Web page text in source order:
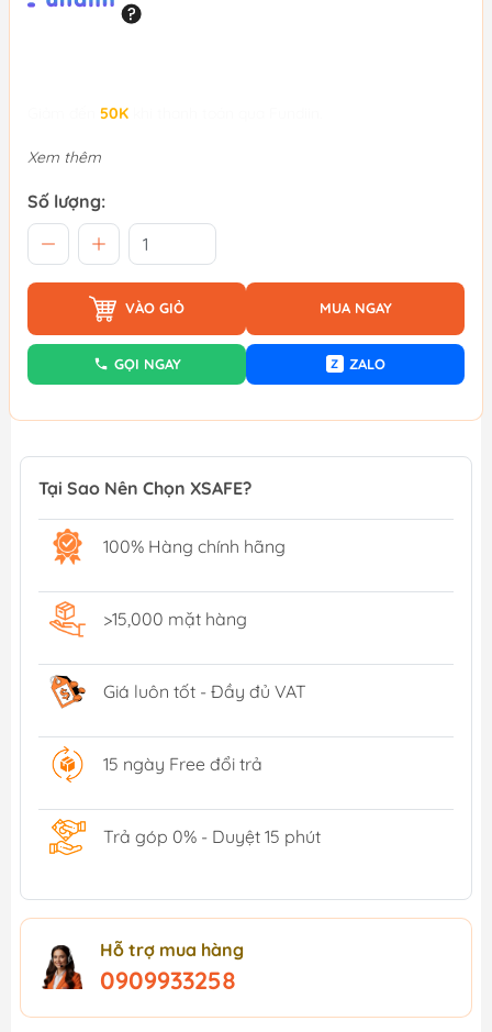
50K
Xem thêm
Số lượng:
VÀO GIỎ MUA NGAY
GỌI NGAY Z ZALO
Tại Sao Nên Chọn XSAFE?
100% Hàng chính hãng
>15,000 mặt hàng
Giá luôn tốt - Đầy đủ VAT
15 ngày Free đổi trả
Trả góp 0% - Duyệt 15 phút
Hỗ trợ mua hàng
0909933258